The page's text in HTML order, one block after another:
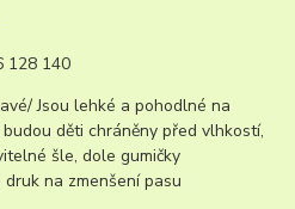
128 140
Jsou lehké a pohodlné na
děti chráněny před vlhkostí,
šle, dole gumičky
na zmenšení pasu